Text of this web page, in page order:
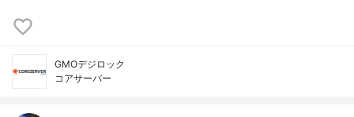
GMOデジロック
コアサーバー